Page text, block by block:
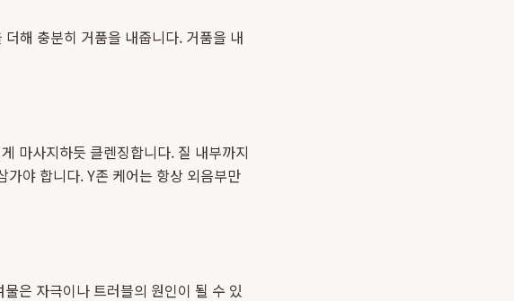
해 충분히 거품을 내줍니다. 거품을 내
마사지하듯 클렌징합니다. 질 내부까지
야 합니다. Y존 케어는 항상 외음부만
은 자극이나 트러블의 원인이 될 수 있